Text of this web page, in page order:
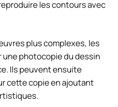
les contours avec
plus complexes, les
photocopie du dessin
Ils peuvent ensuite
cette copie en ajoutant